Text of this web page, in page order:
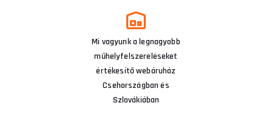
Mi vagyunk a legnagyobb
műhelyfelszereléseket
értékesítő webáruház
Csehországban és
Szlovákiában